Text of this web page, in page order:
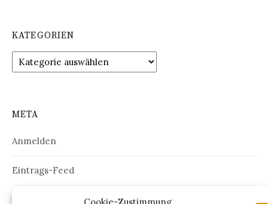
KATEGORIEN
Kategorien
META
Anmelden
Eintrags-Feed
Kommentar-Feed